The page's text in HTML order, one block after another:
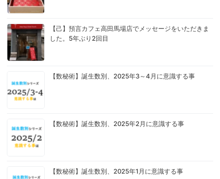
【己】預言カフェ高田馬場店でメッセージをいただきま
した。5年ぶり2回目
【数秘術】誕生数別、2025年3～4月に意識する事
【数秘術】誕生数別、2025年2月に意識する事
【数秘術】誕生数別、2025年1月に意識する事